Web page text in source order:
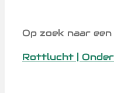
Op zoek naar
Rottlucht |